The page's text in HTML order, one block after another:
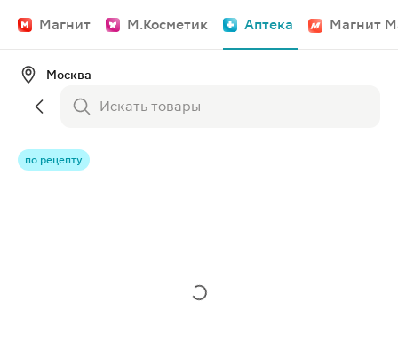
Магнит М.Косметик Аптека Магнит
Москва
по рецепту